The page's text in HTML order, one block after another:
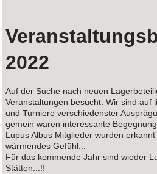
2022
Auf der Suche nach neuen
Veranstaltungen besucht. Wir sind auf
und Turniere verschiedenster
gemein waren interessante
Lupus Albus Mitglieder wurden
wärmendes Gefühl...
Für das kommende Jahr sind wieder
Stätten...!!